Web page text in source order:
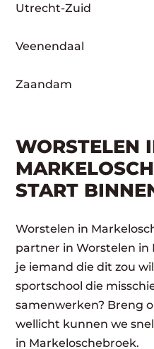
Utrecht-Zuid
Veenendaal
Zaandam
WORSTELEN
START
Worstelen in
partner in Worstelen in
je iemand die dit zou
sportschool die
samenwerken? Breng
wellicht kunnen we
in Markeloschebroek.